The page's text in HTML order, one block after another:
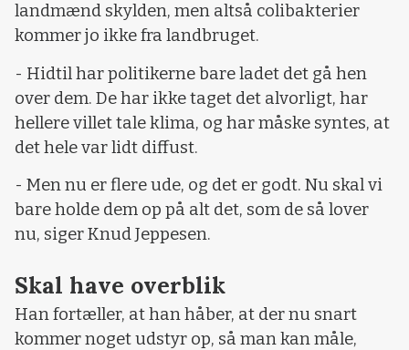
landmænd skylden, men altså colibakterier
kommer jo ikke fra landbruget.
- Hidtil har politikerne bare ladet det gå hen
over dem. De har ikke taget det alvorligt, har
hellere villet tale klima, og har måske syntes, at
det hele var lidt diffust.
- Men nu er flere ude, og det er godt. Nu skal vi
bare holde dem op på alt det, som de så lover
nu, siger Knud Jeppesen.
Skal have overblik
Han fortæller, at han håber, at der nu snart
kommer noget udstyr op, så man kan måle,